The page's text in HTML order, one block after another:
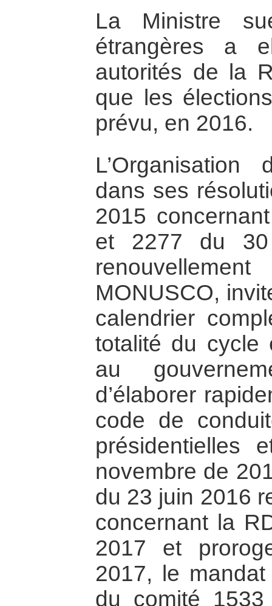
La Ministre
étrangères a
autorités de la
que les
prévu, en 2016.
dans ses
2015
et 2277 du
MONUSCO,
calendrier
totalité du cycle
au
d’élaborer
code de
présidentielles
novembre de
du 23 juin 2016
concernant la
2017 et
2017, le mandat
du comité